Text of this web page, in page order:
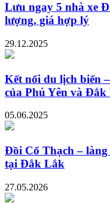
Lưu ngay 5 nhà xe
lượng, giá hợp lý
29.12.2025
Kết nối du lịch biển
của Phú Yên và Đắk
05.06.2025
Đồi Cổ Thạch –
tại Đắk Lắk
27.05.2026